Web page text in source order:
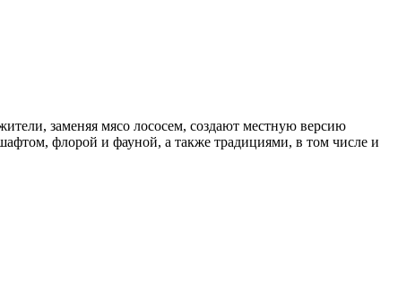
заменяя мясо лососем, создают местную версию
флорой и фауной, а также традициями, в том числе и